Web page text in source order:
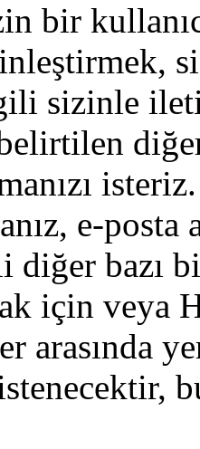
bir
sizinle
e-
bazı
için veya
arasında